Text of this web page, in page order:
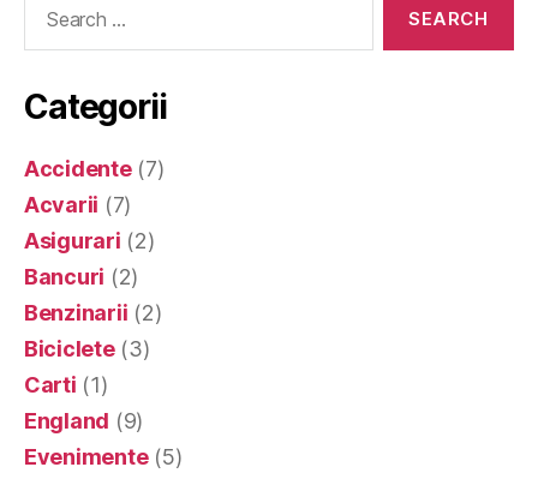
Categorii
Accidente(7)
Acvarii (7)
Asigurari (2)
Bancuri (2)
Benzinarii (2)
Biciclete(3)
Carti (1)
England (9)
Evenimente(5)